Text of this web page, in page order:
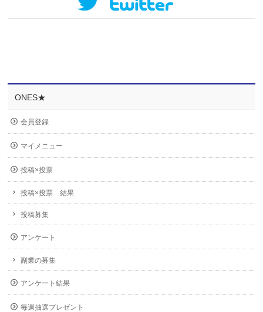
ONES★
会員登録
マイメニュー
投稿×投票
投稿×投票 結果
投稿募集
アンケート
副業の募集
アンケート結果
毎週抽選プレゼント